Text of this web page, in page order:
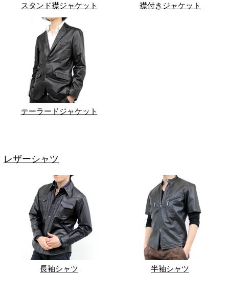
スタンド襟ジャケット 襟付きジャケット
テーラードジャケット
レザーシャツ
長袖シャツ 半袖シャツ